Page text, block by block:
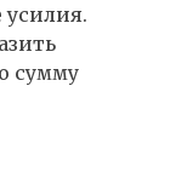
сумму